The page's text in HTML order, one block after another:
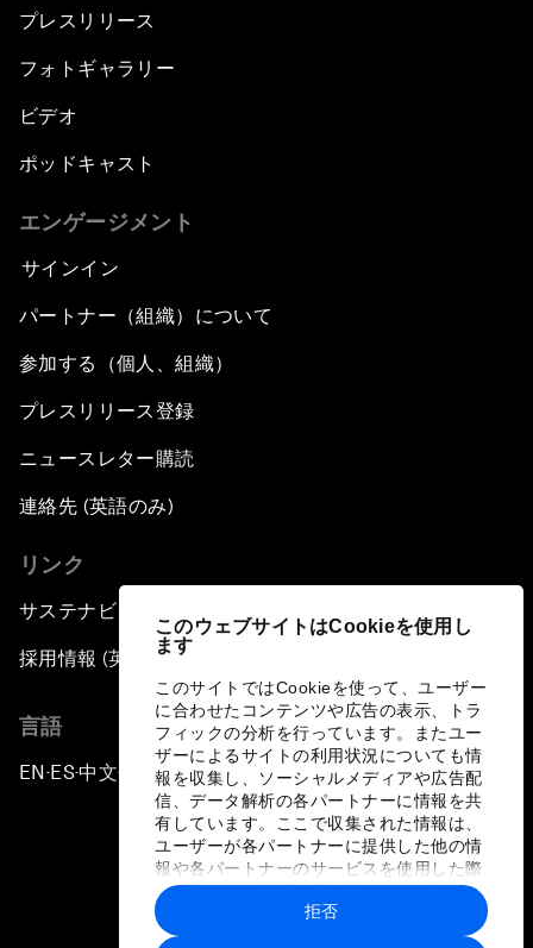
このウェブサイトはCookieを使用し
ます
このサイトではCookieを使って、ユーザー
に合わせたコンテンツや広告の表示、トラ
フィックの分析を行っています。またユー
ザーによるサイトの利用状況についても情
報を収集し、ソーシャルメディアや広告配
信、データ解析の各パートナーに情報を共
有しています。ここで収集された情報は、
ユーザーが各パートナーに提供した他の情
報や各パートナーのサービスを使用した際
に収集された情報と組み合わされ、各パー
トナーによって使用されることがありま
す。
拒否
プレスリリース
フォトギャラリー
ビデオ
ポッドキャスト
エンゲージメント
サインイン
パートナー（組織）について
参加する（個人、組織）
プレスリリース登録
ニュースレター購読
連絡先 (英語のみ)
リンク
サステナビリティへの取り組み
採用情報 (英語のみ)
言語
EN ▪ES▪中文▪ 日本語
プライバシーポリシーと利用規約